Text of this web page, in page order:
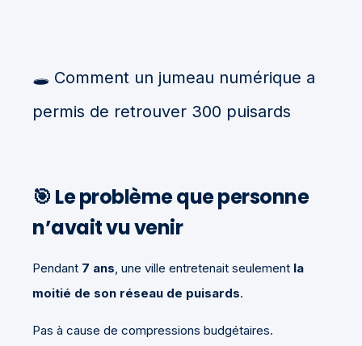
🕳️ Comment un jumeau numérique a
permis de retrouver 300 puisards
🎯 Le problème que personne
n’avait vu venir
Pendant 7 ans , une ville entretenait seulement la
moitié de son réseau de puisards.
Pas à cause de compressions budgétaires.